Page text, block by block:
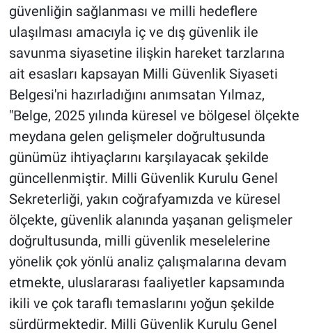
güvenliğin sağlanması ve milli hedeflere
ulaşılması amacıyla iç ve dış güvenlik ile
savunma siyasetine ilişkin hareket tarzlarına
ait esasları kapsayan Milli Güvenlik Siyaseti
Belgesi'ni hazırladığını anımsatan Yılmaz,
"Belge, 2025 yılında küresel ve bölgesel ölçekte
meydana gelen gelişmeler doğrultusunda
günümüz ihtiyaçlarını karşılayacak şekilde
güncellenmiştir. Milli Güvenlik Kurulu Genel
Sekreterliği, yakın coğrafyamızda ve küresel
ölçekte, güvenlik alanında yaşanan gelişmeler
doğrultusunda, milli güvenlik meselelerine
yönelik çok yönlü analiz çalışmalarına devam
etmekte, uluslararası faaliyetler kapsamında
ikili ve çok taraflı temaslarını yoğun şekilde
sürdürmektedir. Milli Güvenlik Kurulu Genel